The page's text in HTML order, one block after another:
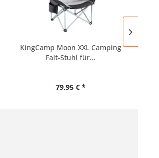
KingCamp Moon XXL Camping
Falt-Stuhl für...
79,95 € *